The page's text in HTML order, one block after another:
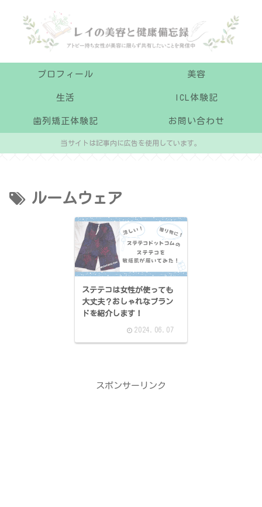
プロフィール 美容
生活 ICL体験記
歯列矯正体験記 お問い合わせ
当サイトは記事内に広告を使用しています。
ルームウェア
ステテコは女性が使っても
大丈夫？おしゃれなブラン
ドを紹介します！
2024.06.07
スポンサーリンク